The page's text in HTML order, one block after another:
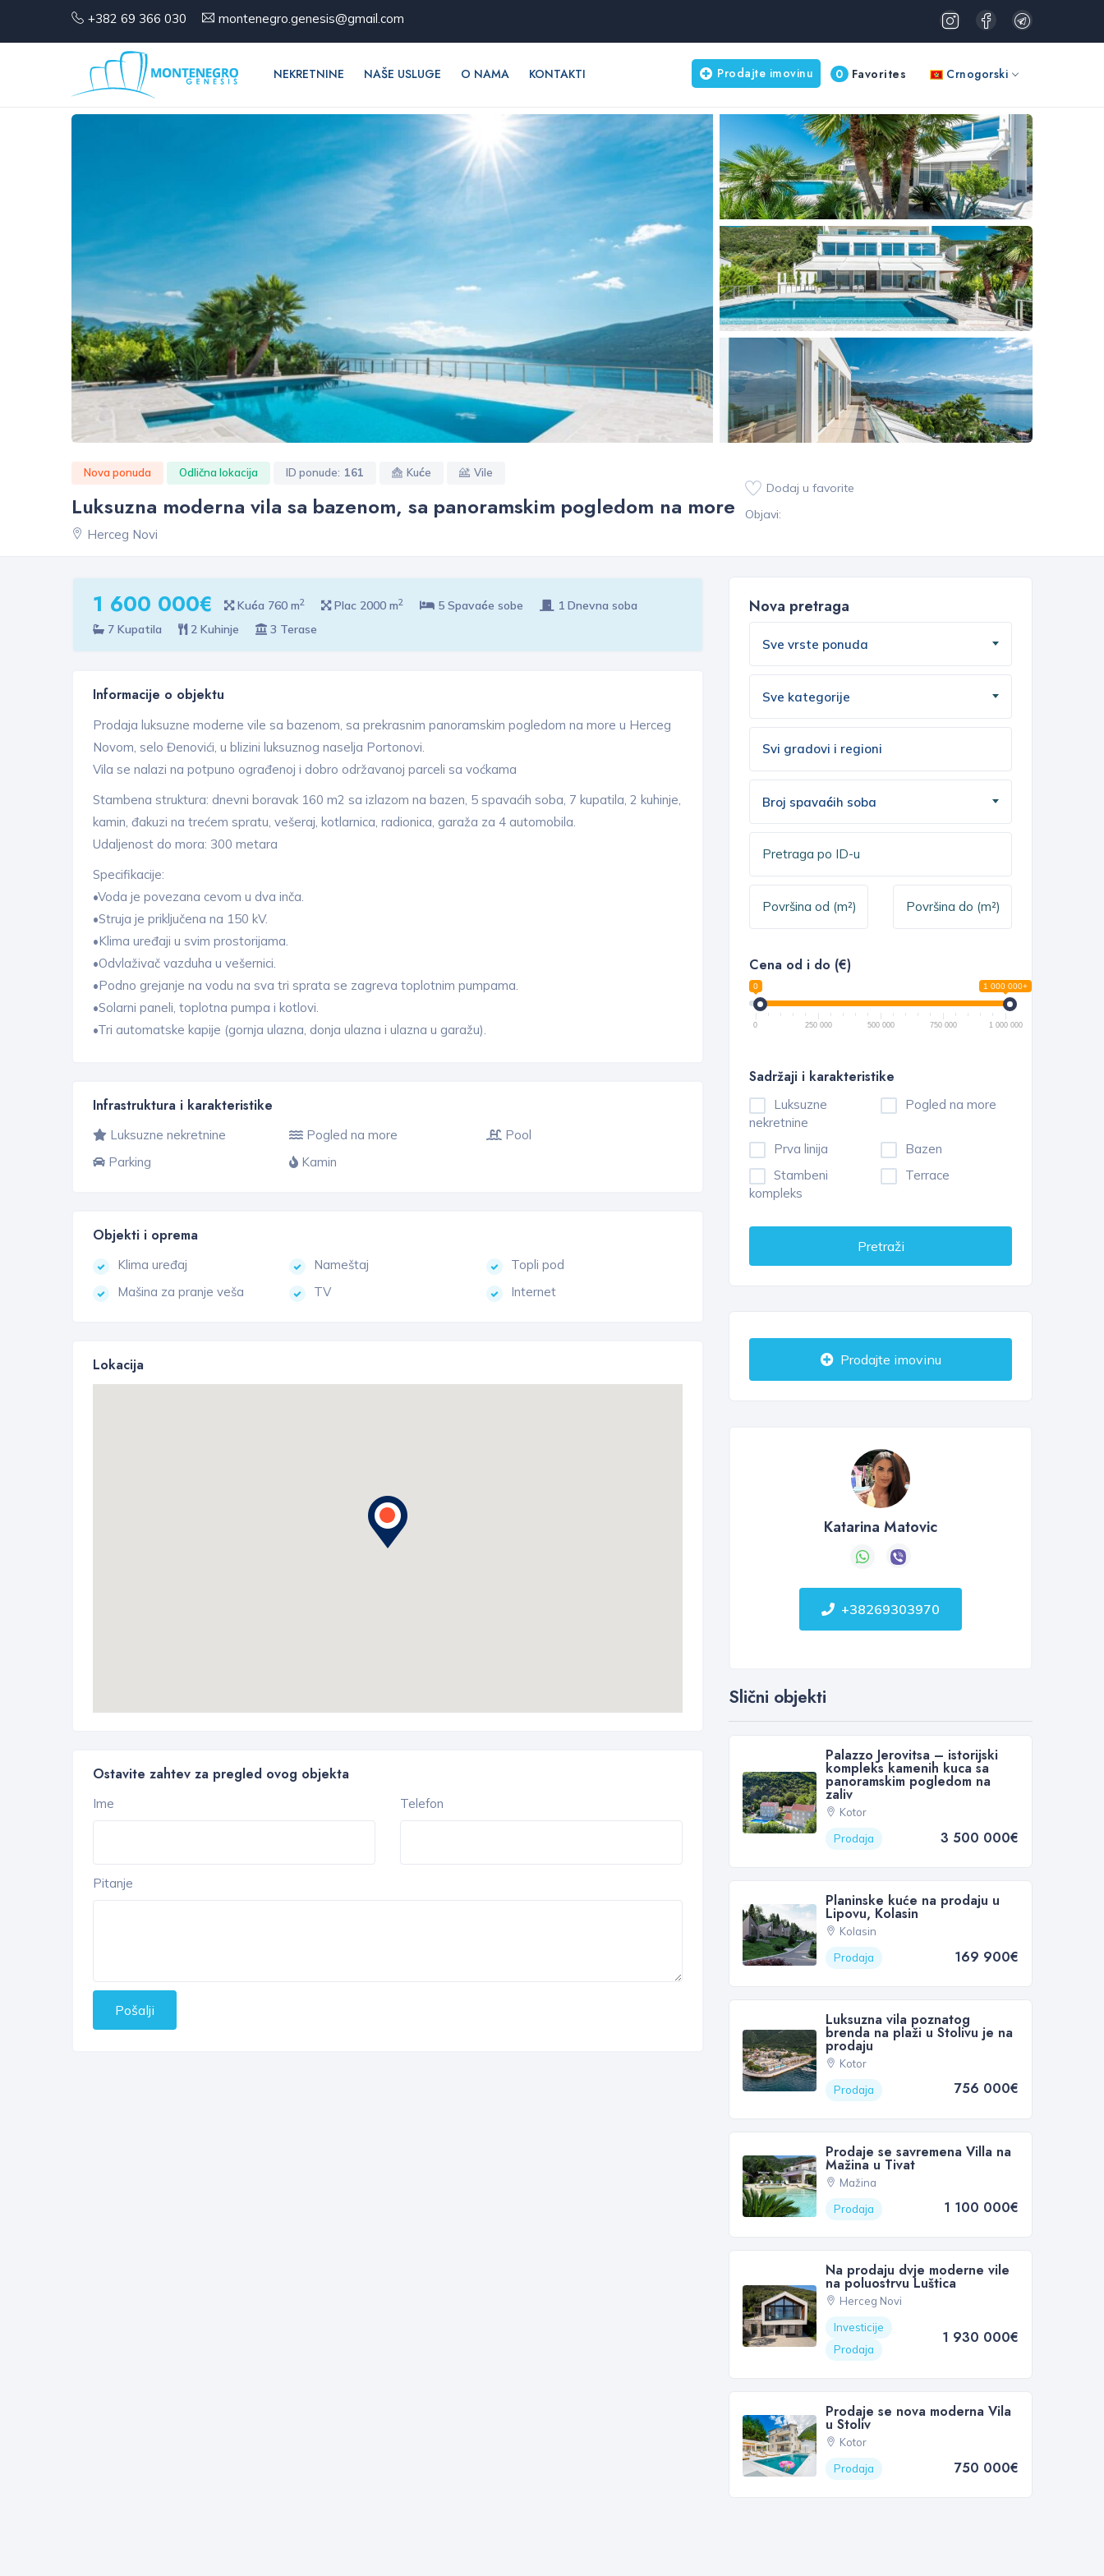
+382 69 366 030 montenegro.genesis@gmail.com
NEKRETNINE NAŠE USLUGE O NAMA KONTAKTI 0 Favorites Crnogorski
Prodajte imovinu
Nova ponuda Odlična lokacija ID ponude: 161 Kuće Vile
Luksuzna moderna vila sa bazenom, sa panoramskim pogledom na more
Herceg Novi
Dodaj u favorite
Objavi:
1 600 000€ Kuća 760 m2 Plac 2000 m2 5 Spavaće sobe
1 Dnevna soba
7 Kupatila
2 Kuhinje 3 Terase
Informacije o objektu
Prodaja luksuzne moderne vile sa bazenom, sa prekrasnim panoramskim pogledom na more u Herceg
Novom, selo Đenovići, u blizini luksuznog naselja Portonovi.
Vila se nalazi na potpuno ograđenoj i dobro održavanoj parceli sa voćkama
Stambena struktura: dnevni boravak 160 m2 sa izlazom na bazen, 5 spavaćih soba, 7 kupatila, 2 kuhinje,
kamin, đakuzi na trećem spratu, vešeraj, kotlarnica, radionica, garaža za 4 automobila.
Udaljenost do mora: 300 metara
Specifikacije:
•Voda je povezana cevom u dva inča.
•Struja je priključena na 150 kV.
•Klima uređaji u svim prostorijama.
•Odvlaživač vazduha u vešernici.
•Podno grejanje na vodu na sva tri sprata se zagreva toplotnim pumpama.
•Solarni paneli, toplotna pumpa i kotlovi.
•Tri automatske kapije (gornja ulazna, donja ulazna i ulazna u garažu).
Infrastruktura i karakteristike
Luksuzne nekretnine Pogled na more
Pool
Parking
Kamin
Objekti i oprema
Klima uređaj Nameštaj
Topli pod
Mašina za pranje veša
TV Internet
Lokacija
Ostavite zahtev za pregled ovog objekta
Ime Telefon
Pitanje
Pošalji
Nova pretraga
Sve vrste ponuda
Sve kategorije
Broj spavaćih soba
Cena od i do (€)
0 1 000 000+
0 250 000 500 000 750 000 1 000 000
Sadržaji i karakteristike
Luksuzne
nekretnine
Pogled na more
Prva linija
Bazen
Stambeni
kompleks
Terrace
Pretraži
Prodajte imovinu
Katarina Matovic
+38269303970
Slični objekti
Palazzo Jerovitsa – istorijski
kompleks kamenih kuca sa
panoramskim pogledom na
zaliv
Kotor
Prodaja
3 500 000€
Planinske kuće na prodaju u
Lipovu, Kolasin
Kolasin
Prodaja
169 900€
Luksuzna vila poznatog
brenda na plaži u Stolivu je na
prodaju
Kotor
Prodaja
756 000€
Prodaje se savremena Villa na
Mažina u Tivat
Mažina
Prodaja
1 100 000€
Na prodaju dvje moderne vile
na poluostrvu Luštica
Herceg Novi
Investicije
Prodaja
1 930 000€
Prodaje se nova moderna Vila
u Stoliv
Kotor
Prodaja
750 000€